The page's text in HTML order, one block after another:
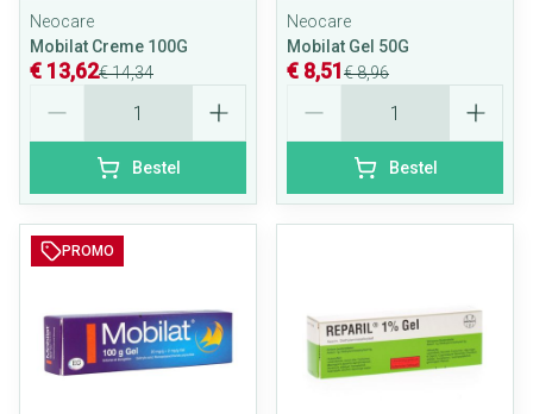
Neocare
Mobilat Creme 100G
€ 14,34
€ 13,62
Bestel
Neocare
Mobilat Gel 50G
€ 8,96
€ 8,51
Bestel
PROMO